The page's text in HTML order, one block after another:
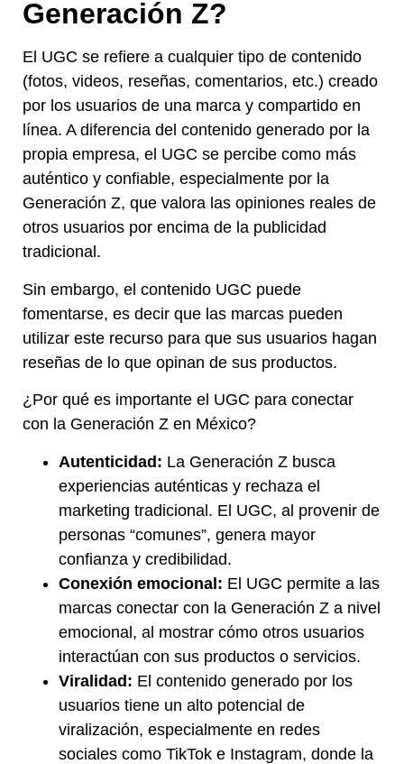
Generación Z?
El UGC se refiere a cualquier tipo de contenido
(fotos, videos, reseñas, comentarios, etc.) creado
por los usuarios de una marca y compartido en
línea. A diferencia del contenido generado por la
propia empresa, el UGC se percibe como más
auténtico y confiable, especialmente por la
Generación Z, que valora las opiniones reales de
otros usuarios por encima de la publicidad
tradicional.
Sin embargo, el contenido UGC puede
fomentarse, es decir que las marcas pueden
utilizar este recurso para que sus usuarios hagan
reseñas de lo que opinan de sus productos.
¿Por qué es importante el UGC para conectar
con la Generación Z en México?
Autenticidad: La Generación Z busca
experiencias auténticas y rechaza el
marketing tradicional. El UGC, al provenir de
personas “comunes”, genera mayor
confianza y credibilidad.
Conexión emocional: El UGC permite a las
marcas conectar con la Generación Z a nivel
emocional, al mostrar cómo otros usuarios
interactúan con sus productos o servicios.
Viralidad: El contenido generado por los
usuarios tiene un alto potencial de
viralización, especialmente en redes
sociales como TikTok e Instagram, donde la